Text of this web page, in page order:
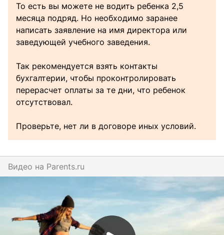
То есть вы можете не водить ребенка 2,5
месяца подряд. Но необходимо заранее
написать заявление на имя директора или
заведующей учебного заведения.
Так рекомендуется взять контакты
бухгалтерии, чтобы проконтролировать
перерасчет оплаты за те дни, что ребенок
отсутствовал.
Проверьте, нет ли в договоре иных условий.
Видео на parents.ru